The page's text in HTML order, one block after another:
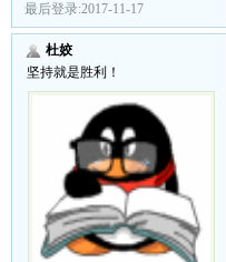
最后登录:2017-11-17
杜姣
坚持就是胜利！